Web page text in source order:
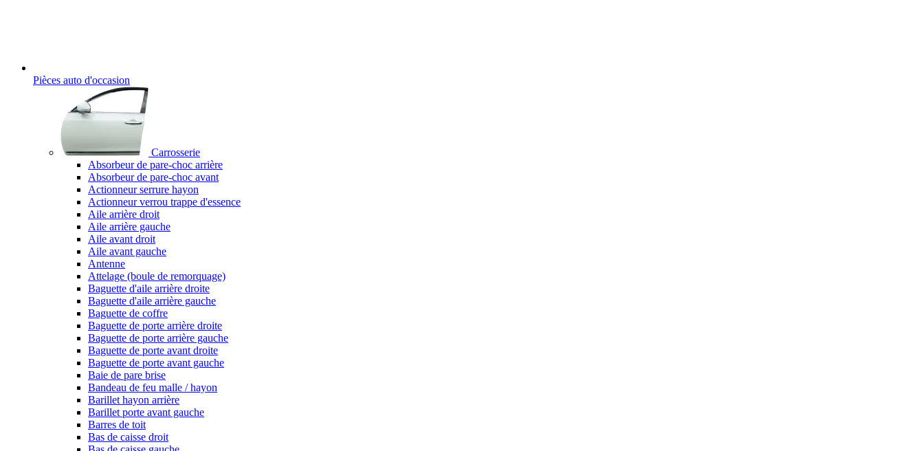
Pièces auto d'occasion
Carrosserie
Absorbeur de pare-choc arrière
Absorbeur de pare-choc avant
Actionneur serrure hayon
Actionneur verrou trappe d'essence
Aile arrière droit
Aile arrière gauche
Aile avant droit
Aile avant gauche
Antenne
Attelage (boule de remorquage)
Baguette d'aile arrière droite
Baguette d'aile arrière gauche
Baguette de coffre
Baguette de porte arrière droite
Baguette de porte arrière gauche
Baguette de porte avant droite
Baguette de porte avant gauche
Baie de pare brise
Bandeau de feu malle / hayon
Barillet hayon arrière
Barillet porte avant gauche
Barres de toit
Bas de caisse droit